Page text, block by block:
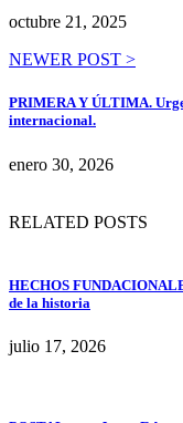
octubre 21, 2025
NEWER POST >
PRIMERA Y ÚLTIMA.
internacional.
enero 30, 2026
RELATED POSTS
HECHOS
de la historia
julio 17, 2026